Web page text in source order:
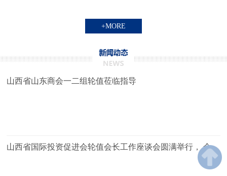
+MORE
山西省山东商会一二组轮值莅临指导
山西省国际投资促进会轮值会长工作座谈会圆满举行， 全体